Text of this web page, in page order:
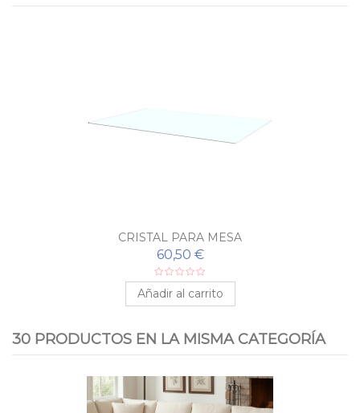
CRISTAL PARA MESA
60,50 €
Añadir al carrito
30 PRODUCTOS EN LA MISMA CATEGORÍA